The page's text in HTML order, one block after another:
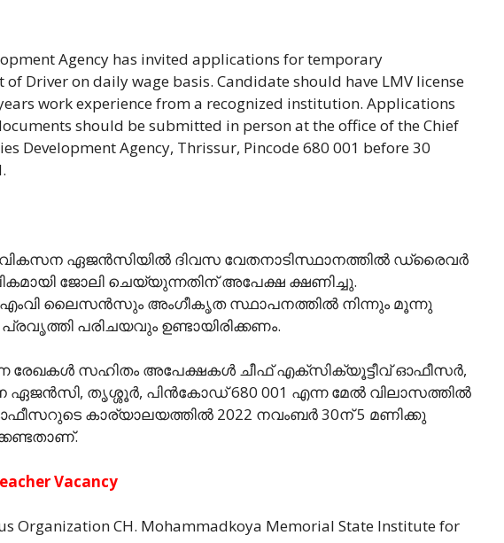
Agency has invited applications for temporary
Driver on daily wage basis. Candidate should have LMV license
work experience from a recognized institution. Applications
should be submitted in person at the office of the Chief
Development Agency, Thrissur, Pincode 680 001 before 30
ഏജൻസിയിൽ ദിവസ വേതനാടിസ്ഥാനത്തിൽ ഡ്രൈവർ
ജോലി ചെയ്യുന്നതിന് അപേക്ഷ ക്ഷണിച്ചു.
ലൈസൻസും അംഗീകൃത സ്ഥാപനത്തിൽ നിന്നും മൂന്നു
പരിചയവും ഉണ്ടായിരിക്കണം.
രേഖകൾ സഹിതം അപേക്ഷകൾ ചീഫ് എക്സിക്യൂട്ടീവ് ഓഫീസർ,
തൃശ്ശൂർ, പിൻകോഡ് 680 001 എന്ന മേൽ വിലാസത്തിൽ
കാര്യാലയത്തിൽ 2022 നവംബർ 30ന് 5 മണിക്കു
Vacancy
Organization CH. Mohammadkoya Memorial State Institute for